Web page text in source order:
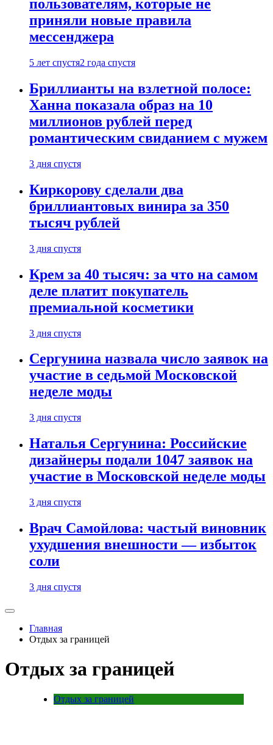
пользователям, которые не
приняли новые правила
мессенджера
5 лет спустя2 года спустя
Бриллианты на взлетной полосе:
Ханна показала образ на 10
миллионов рублей перед
романтическим свиданием с мужем
3 дня спустя
Киркорову сделали два
бриллиантовых винира за 350
тысяч рублей
3 дня спустя
Крем за 40 тысяч: за что на самом
деле платит покупатель
премиальной косметики
3 дня спустя
Сергунина назвала число заявок на
участие в седьмой Московской
неделе моды
3 дня спустя
Наталья Сергунина: Российские
дизайнеры подали 1047 заявок на
участие в Московской неделе моды
3 дня спустя
Врач Самойлова: частый виновник
ухудшения внешности — избыток
соли
3 дня спустя
Главная
Отдых за границей
Отдых за границей
Отдых за границей